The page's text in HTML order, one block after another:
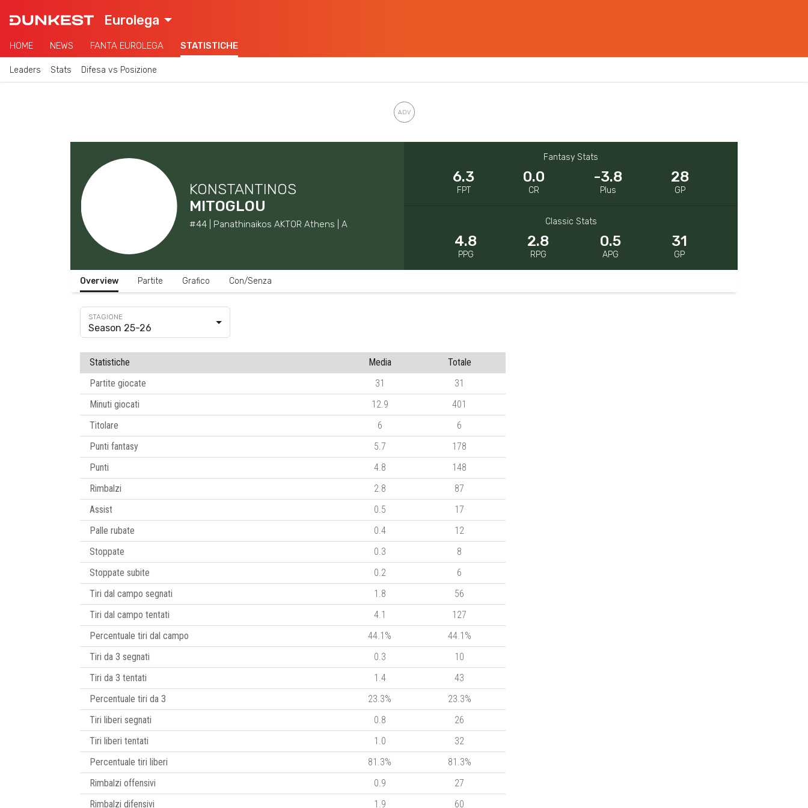
Eurolega
HOME NEWS FANTA EUROLEGA STATISTICHE
Leaders Stats Difesa vs Posizione
KONSTANTINOS
MITOGLOU
#44 | Panathinaikos AKTOR Athens | A
Fantasy Stats
6.3
FPT
0.0
CR
-3.8
Plus
28
GP
Classic Stats
4.8
PPG
2.8
RPG
0.5
APG
31
GP
Overview Partite Grafico Con/Senza
Season 25-26
Statistiche Media
Totale
Partite giocate
31
31
Minuti giocati
12.9
401
Titolare
6
6
Punti fantasy
5.7
178
Punti
4.8
148
Rimbalzi
2.8
87
Assist
0.5
17
Palle rubate
0.4
12
Stoppate
0.3
8
Stoppate subite
0.2
6
Tiri dal campo segnati
1.8
56
Tiri dal campo tentati
4.1
127
Percentuale tiri dal campo
44.1%
44.1%
Tiri da 3 segnati
0.3
10
Tiri da 3 tentati
1.4
43
Percentuale tiri da 3
23.3%
23.3%
Tiri liberi segnati
0.8
26
Tiri liberi tentati
1.0
32
Percentuale tiri liberi
81.3%
81.3%
Rimbalzi offensivi
0.9
27
Rimbalzi difensivi
1.9 60